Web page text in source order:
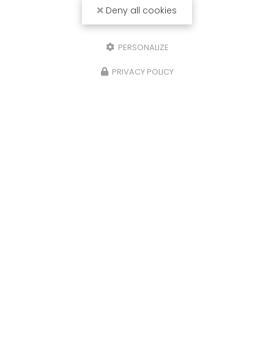
Deny all cookies
PERSONALIZE
PRIVACY POLICY